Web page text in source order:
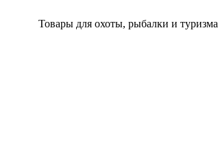
Товары для охоты, рыбалки и туризма